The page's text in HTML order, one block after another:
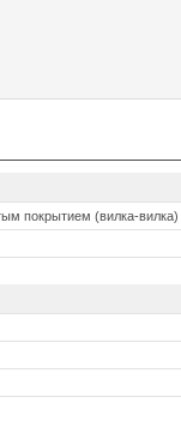
покрытием (вилка-вилка)